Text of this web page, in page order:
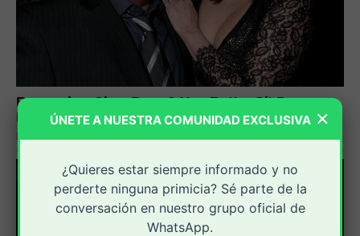
×
ÚNETE A NUESTRA COMUNIDAD EXCLUSIVA
¿Quieres estar siempre informado y no
perderte ninguna primicia? Sé parte de la
conversación en nuestro grupo oficial de
WhatsApp.